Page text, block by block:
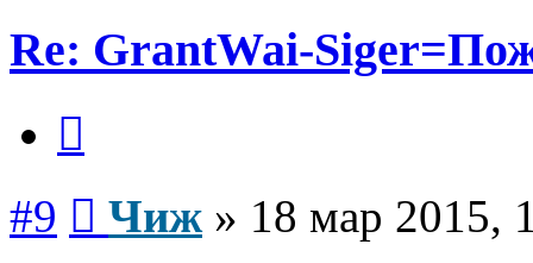
Re: GrantWai-
#9 Чиж » 18 мар 2015,